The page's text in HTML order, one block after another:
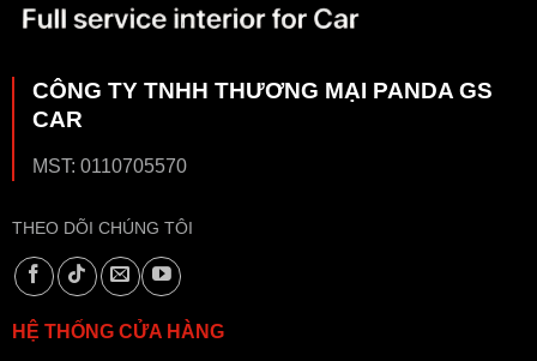
CÔNG TY TNHH THƯƠNG MẠI PANDA GS
CAR
MST: 0110705570
THEO DÕI CHÚNG TÔI
HỆ THỐNG CỬA HÀNG